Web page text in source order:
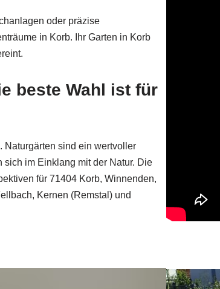
oder präzise
in Korb. Ihr Garten in Korb
beste Wahl ist für
Naturgärten sind ein wertvoller
sich im Einklang mit der Natur. Die
für 71404 Korb, Winnenden,
Kernen (Remstal) und